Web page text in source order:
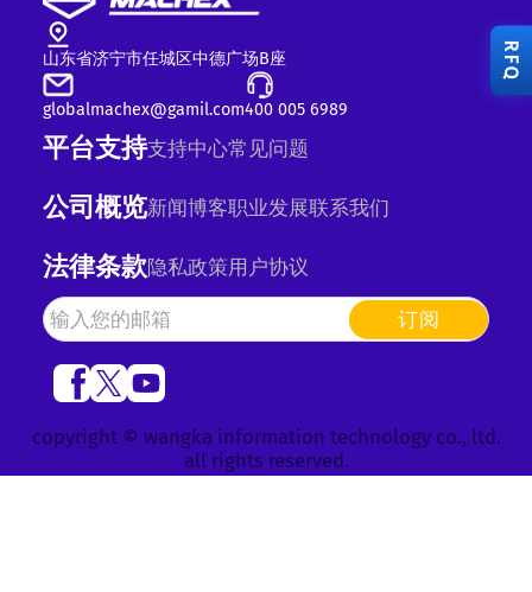
山东省济宁市任城区中德广场B座
globalmachex@gamil.com400 005 6989
平台支持支持中心常见问题
公司概览新闻博客职业发展联系我们
法律条款隐私政策用户协议
订阅
copyright © wangka information technology co., ltd.
all rights reserved.
RFQ